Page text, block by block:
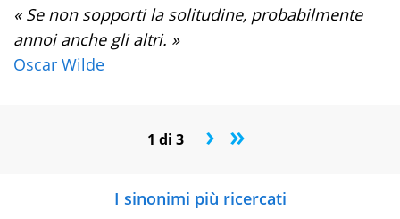
« Se non sopporti la solitudine, probabilmente
annoi anche gli altri. »
Oscar Wilde
1 di 3 › »
I sinonimi più ricercati